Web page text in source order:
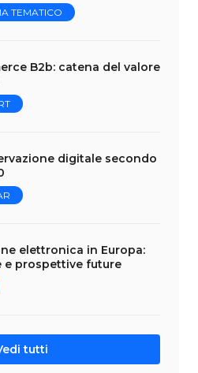
TEMATICO
B2b: catena del valore
digitale secondo
elettronica in Europa:
e prospettive future
tutti